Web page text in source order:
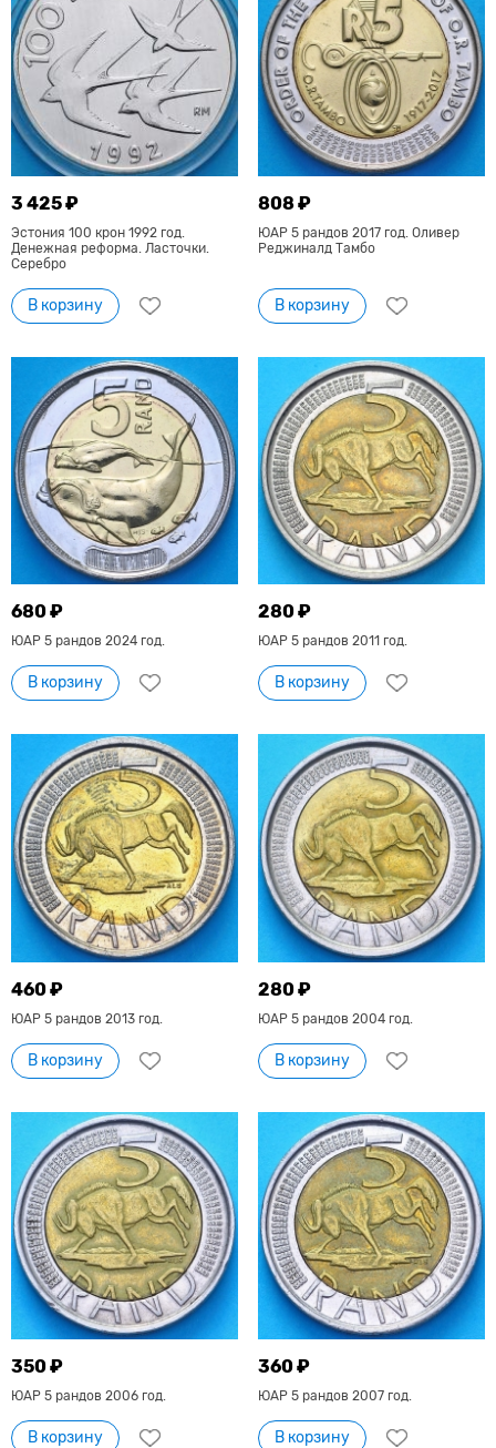
3 425 ₽
Эстония 100 крон 1992 год.
Денежная реформа. Ласточки.
Серебро
В корзину
808 ₽
ЮАР 5 рандов 2017 год. Оливер
Реджиналд Тамбо
В корзину
680 ₽
ЮАР 5 рандов 2024 год.
В корзину
280 ₽
ЮАР 5 рандов 2011 год.
В корзину
460 ₽
ЮАР 5 рандов 2013 год.
В корзину
280 ₽
ЮАР 5 рандов 2004 год.
В корзину
350 ₽
ЮАР 5 рандов 2006 год.
В корзину
360 ₽
ЮАР 5 рандов 2007 год.
В корзину